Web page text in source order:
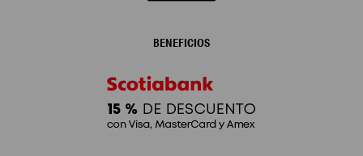
BENEFICIOS